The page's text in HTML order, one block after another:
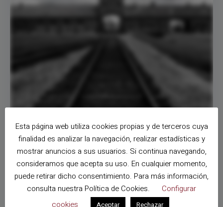
VIAJES A POLONIA
Cracovia y el turismo de la memoria
El llamado turismo de memoria es aquel que nos lleva a
visitar lugares donde el horror hizo mella en algún
Esta página web utiliza cookies propias y de terceros cuya
finalidad es analizar la navegación, realizar estadísticas y
mostrar anuncios a sus usuarios. Si continua navegando,
consideramos que acepta su uso. En cualquier momento,
puede retirar dicho consentimiento. Para más información,
consulta nuestra Política de Cookies.
Configurar
cookies
Aceptar Rechazar